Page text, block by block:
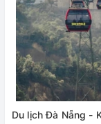
Du lịch Đà Nẵng -